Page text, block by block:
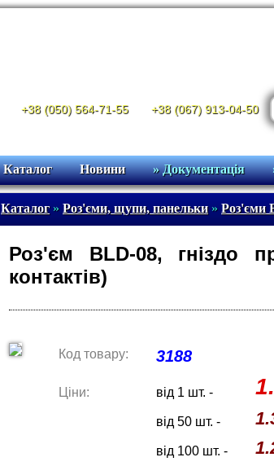
+38 (050) 564-71-55 +38 (067) 913-04-50
Каталог Новини » Документація
Каталог» Роз'єми, щупи, панельки» Роз'єми
Роз'єм BLD-08, гніздо
контактів)
Код товару: 3188
Ціни: від 1 шт. -
від 50 шт. -
від 100 шт. -